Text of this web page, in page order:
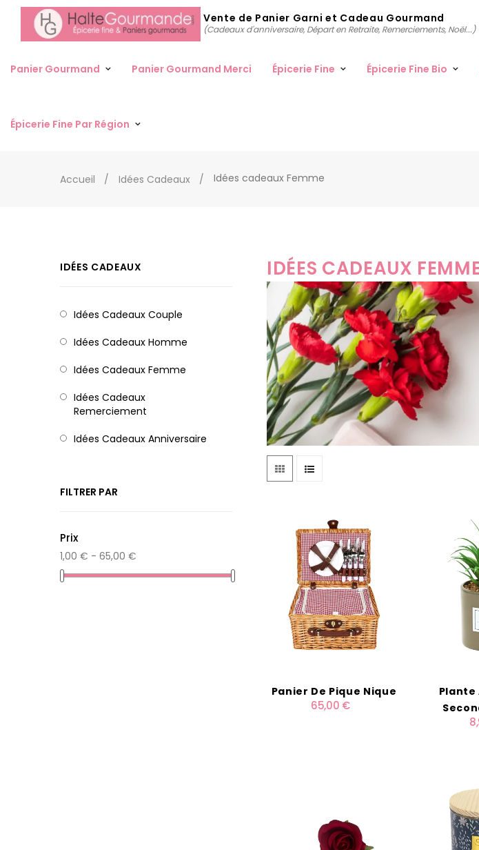
Vente de Panier Garni et Cadeau Gourmand
(Cadeaux d'anniversaire, Départ en Retraite, Remerciements, Noël...)
Panier Gourmand Panier Gourmand Merci Épicerie Fine Épicerie Fine Bio
Épicerie Fine Par Région
Accueil Idées Cadeaux Idées cadeaux Femme
IDÉES CADEAUX
Idées Cadeaux Couple
Idées Cadeaux Homme
Idées Cadeaux Femme
Idées Cadeaux
Remerciement
Idées Cadeaux Anniversaire
FILTRER PAR
Prix
1,00 € - 65,00 €
IDÉES CADEAUX
Panier De Pique Nique
65,00 €